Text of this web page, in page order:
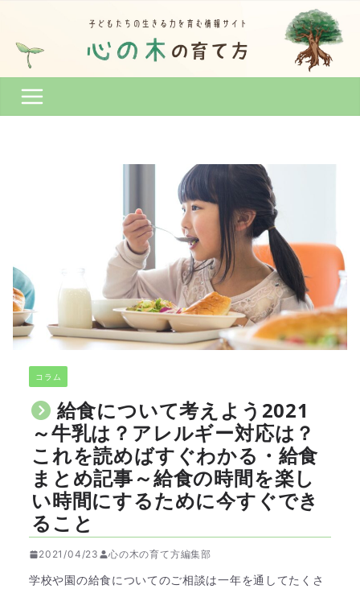
コラム
給食について考えよう2021
～牛乳は？アレルギー対応は？
これを読めばすぐわかる・給食
まとめ記事～給食の時間を楽し
い時間にするために今すぐでき
ること
2021/04/23 心の木の育て方編集部
学校や園の給食についてのご相談は一年を通してたくさ